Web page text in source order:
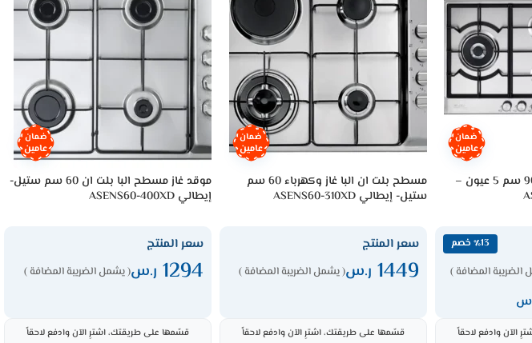
ضمان
عامين
مسطح بلت ان البا غاز 90 سم 5 عيون –
٪13 خصم
الضريبة المضافة )
الآن وادفع لاحقاً
ضمان
عامين
مسطح بلت ان البا غاز وكهرباء 60 سم
ستيل- إيطالي ASENS60-310XD
سعر المنتج
1449 ر.س( يشمل الضريبة المضافة )
قسّمها على طريقتك، اشترِ الآن وادفع لاحقاً
ضمان
عامين
موقد غاز مسطح البا بلت ان 60 سم ستيل-
إيطالي ASENS60-400XD
سعر المنتج
1294 ر.س( يشمل الضريبة المضافة )
قسّمها على طريقتك، اشترِ الآن وادفع لاحقاً